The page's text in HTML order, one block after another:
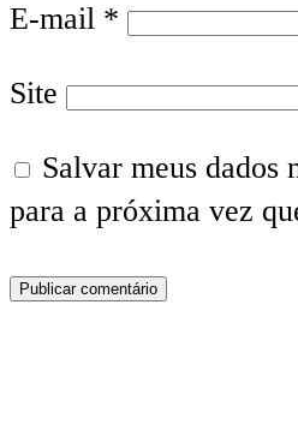
E-mail *
Site
Salvar meus dados
para a próxima vez